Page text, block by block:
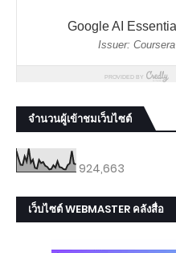
จำนวนผู้เข้าชมเว็บไซต์
924,663
เว็บไซต์ WEBMASTER คลังสื่อ